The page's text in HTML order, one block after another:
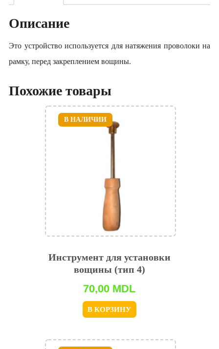
Описание
Это устройство используется для натяжения проволоки на
рамку, перед закреплением вощины.
Похожие товары
Инструмент для установки
вощины (тип 4)
70,00 MDL
В КОРЗИНУ
В НАЛИЧИИ